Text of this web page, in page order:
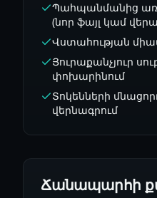
Պահպանմանից
(նոր ֆայլ կամ
Վստահության
Յուրաքանչյուր
փոխարինում
Տոկենների
վերնագրում
Ճանապարհի